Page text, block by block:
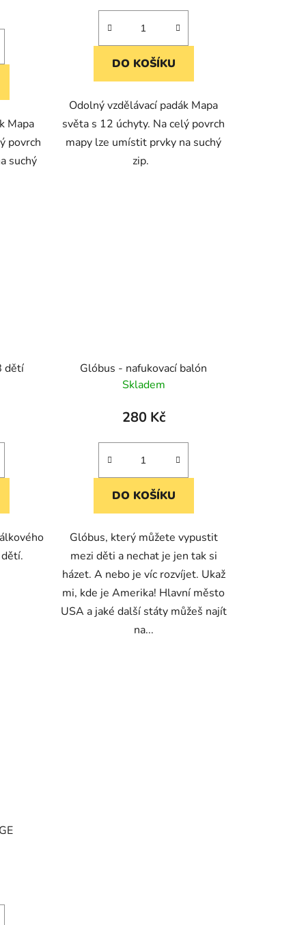
Mapa
povrch
suchý
DO KOŠÍKU
Odolný vzdělávací padák Mapa
světa s 12 úchyty. Na celý povrch
mapy lze umístit prvky na suchý
zip.
dětí
Glóbus - nafukovací balón
Skladem
280 Kč
DO KOŠÍKU
Glóbus, který můžete vypustit
mezi děti a nechat je jen tak si
házet. A nebo je víc rozvíjet. Ukaž
mi, kde je Amerika! Hlavní město
USA a jaké další státy můžeš najít
na...